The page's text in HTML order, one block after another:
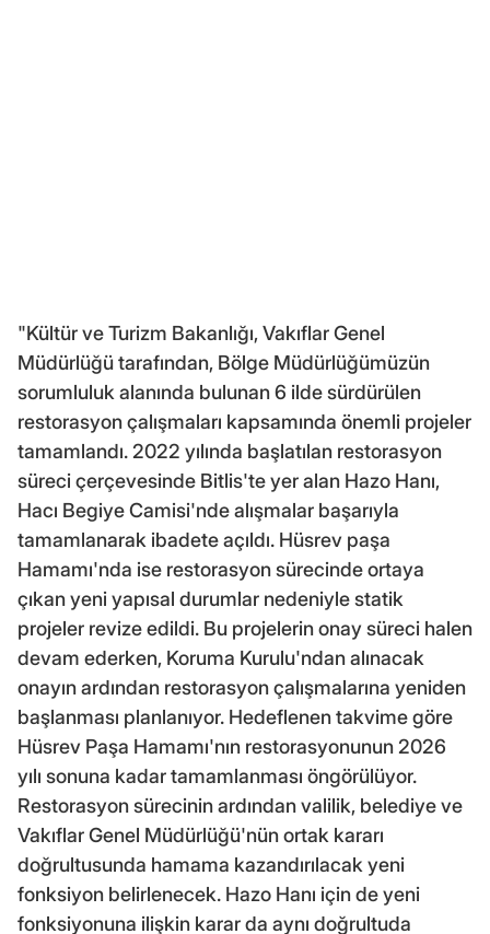
"Kültür ve Turizm Bakanlığı, Vakıflar Genel
Müdürlüğü tarafından, Bölge Müdürlüğümüzün
sorumluluk alanında bulunan 6 ilde sürdürülen
restorasyon çalışmaları kapsamında önemli projeler
tamamlandı. 2022 yılında başlatılan restorasyon
süreci çerçevesinde Bitlis'te yer alan Hazo Hanı,
Hacı Begiye Camisi'nde alışmalar başarıyla
tamamlanarak ibadete açıldı. Hüsrev paşa
Hamamı'nda ise restorasyon sürecinde ortaya
çıkan yeni yapısal durumlar nedeniyle statik
projeler revize edildi. Bu projelerin onay süreci halen
devam ederken, Koruma Kurulu'ndan alınacak
onayın ardından restorasyon çalışmalarına yeniden
başlanması planlanıyor. Hedeflenen takvime göre
Hüsrev Paşa Hamamı'nın restorasyonunun 2026
yılı sonuna kadar tamamlanması öngörülüyor.
Restorasyon sürecinin ardından valilik, belediye ve
Vakıflar Genel Müdürlüğü'nün ortak kararı
doğrultusunda hamama kazandırılacak yeni
fonksiyon belirlenecek. Hazo Hanı için de yeni
fonksiyonuna ilişkin karar da aynı doğrultuda